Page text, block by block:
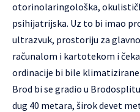
otorinolaringološka,
psihijatrijska. Uz to bi imao
ultrazvuk, prostoriju za
računalom i kartotekom i
ordinacije bi bile
Brod bi se gradio u
dug 40 metara, širok devet